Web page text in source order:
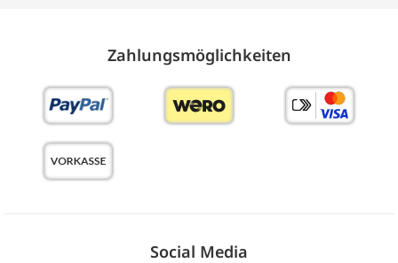
Zahlungs­möglich­keiten
Social Media